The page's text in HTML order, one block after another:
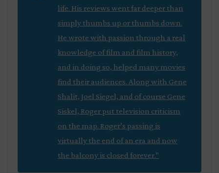
life. His reviews went far deeper than
simply thumbs up or thumbs down.
He wrote with passion through a real
knowledge of film and film history,
and in doing so, helped many movies
find their audiences. Along with Gene
Shalit, Joel Siegel, and of course Gene
Siskel, Roger put television criticism
on the map. Roger’s passing is
virtually the end of an era and now
the balcony is closed forever.”